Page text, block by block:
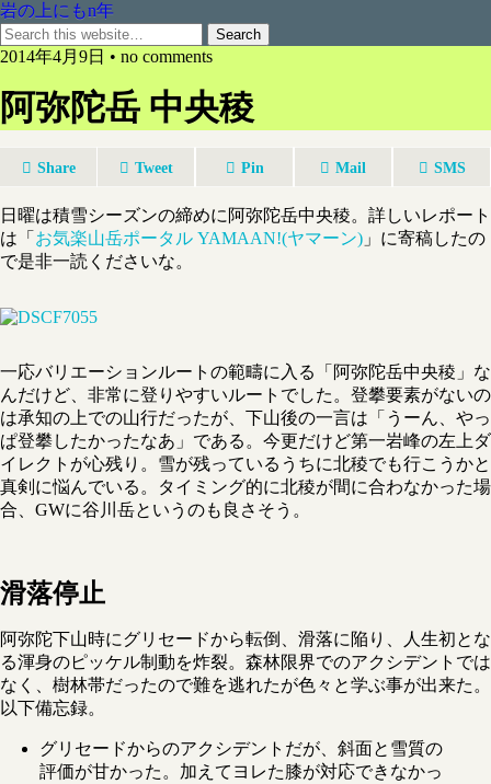
岩の上にもn年
2014年4月9日 • no comments
阿弥陀岳 中央稜
Share Tweet Pin Mail SMS
日曜は積雪シーズンの締めに阿弥陀岳中央稜。詳しいレポート
は「 お気楽山岳ポータル YAMAAN!(ヤマーン) 」に寄稿したの
で是非一読くださいな。
一応バリエーションルートの範疇に入る「阿弥陀岳中央稜」な
んだけど、非常に登りやすいルートでした。登攀要素がないの
は承知の上での山行だったが、下山後の一言は「うーん、やっ
ぱ登攀したかったなあ」である。今更だけど第一岩峰の左上ダ
イレクトが心残り。雪が残っているうちに北稜でも行こうかと
真剣に悩んでいる。タイミング的に北稜が間に合わなかった場
合、GWに谷川岳というのも良さそう。
滑落停止
阿弥陀下山時にグリセードから転倒、滑落に陥り、人生初とな
る渾身のピッケル制動を炸裂。森林限界でのアクシデントでは
なく、樹林帯だったので難を逃れたが色々と学ぶ事が出来た。
以下備忘録。
グリセードからのアクシデントだが、斜面と雪質の
評価が甘かった。加えてヨレた膝が対応できなかっ